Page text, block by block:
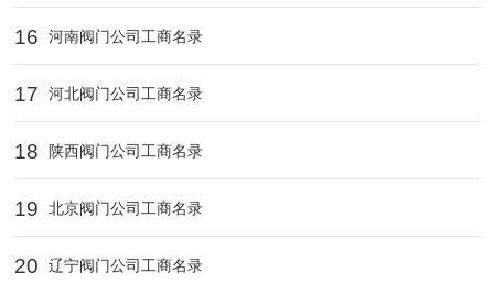
16 河南阀门公司工商名录
17 河北阀门公司工商名录
18 陕西阀门公司工商名录
19 北京阀门公司工商名录
20 辽宁阀门公司工商名录